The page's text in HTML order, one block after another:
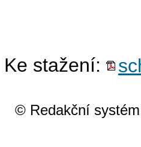
Ke stažení:
© Redakční